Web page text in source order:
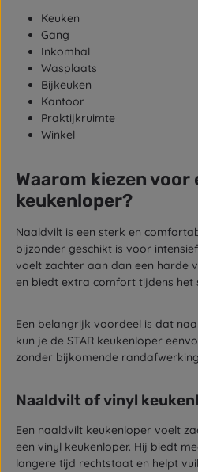
Keuken
Gang
Inkomhal
Wasplaats
Bijkeuken
Kantoor
Praktijkruimte
Winkel
Waarom kiezen
keukenloper?
Naaldvilt is een sterk en
bijzonder geschikt is voor
voelt zachter aan dan een harde
en biedt extra comfort tijdens het
Een belangrijk voordeel is dat
kun je de STAR keukenloper
zonder bijkomende
Naaldvilt of vinyl
Een naaldvilt keukenloper voelt
een vinyl keukenloper. Hij biedt
langere tijd rechtstaat en helpt